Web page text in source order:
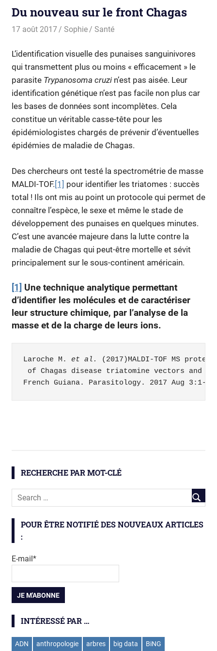
Du nouveau sur le front Chagas
17 août 2017 Sophie Santé
L’identification visuelle des punaises sanguinivores
qui transmettent plus ou moins « efficacement » le
parasite Trypanosoma cruzi n’est pas aisée. Leur
identification génétique n’est pas facile non plus car
les bases de données sont incomplètes. Cela
constitue un véritable casse-tête pour les
épidémiologistes chargés de prévenir d’éventuelles
épidémies de maladie de Chagas.
Des chercheurs ont testé la spectrométrie de masse
MALDI-TOF.[1] pour identifier les triatomes : succès
total ! Ils ont mis au point un protocole qui permet de
connaître l’espèce, le sexe et même le stade de
développement des punaises en quelques minutes.
C’est une avancée majeure dans la lutte contre la
maladie de Chagas qui peut-être mortelle et sévit
principalement sur le sous-continent américain.
[1] Une technique analytique permettant
d’identifier les molécules et de caractériser
leur structure chimique, par l’analyse de la
masse et de la charge de leurs ions.
Laroche M. et al. (2017)MALDI-TOF MS
French Guiana. Parasitology. 2017 Aug 3:1-
maladies
RECHERCHE PAR MOT-CLÉ
POUR ÊTRE NOTIFIÉ DES NOUVEAUX ARTICLES
:
E-mail*
INTÉRESSÉ PAR …
ADN anthropologie arbres big data BiNG